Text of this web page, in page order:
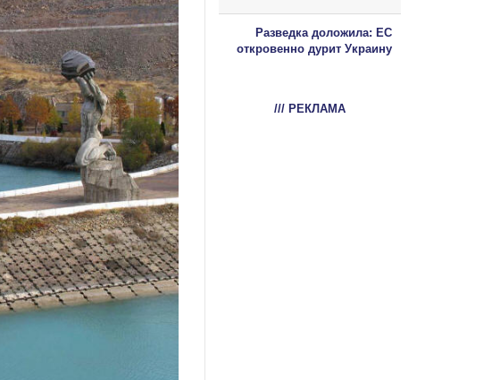
Разведка доложила: ЕС
откровенно дурит Украину
/// РЕКЛАМА